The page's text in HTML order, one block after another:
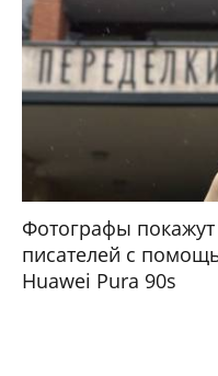
Фотографы
писателей с
Huawei Pura 90s